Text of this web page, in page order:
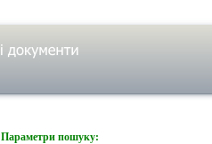
Параметри пошуку: